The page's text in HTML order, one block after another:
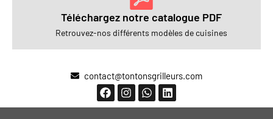
Téléchargez notre catalogue PDF
Retrouvez-nos différents modèles de cuisines
contact@tontonsgrilleurs.com